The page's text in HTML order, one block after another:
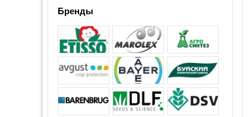
Бренды